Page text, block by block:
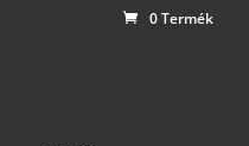
0 Termék